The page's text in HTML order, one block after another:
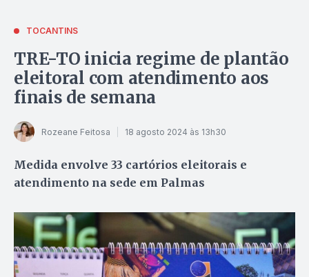
TOCANTINS
TRE-TO inicia regime de plantão
eleitoral com atendimento aos
finais de semana
Rozeane Feitosa 18 agosto 2024 às 13h30
Medida envolve 33 cartórios eleitorais e
atendimento na sede em Palmas